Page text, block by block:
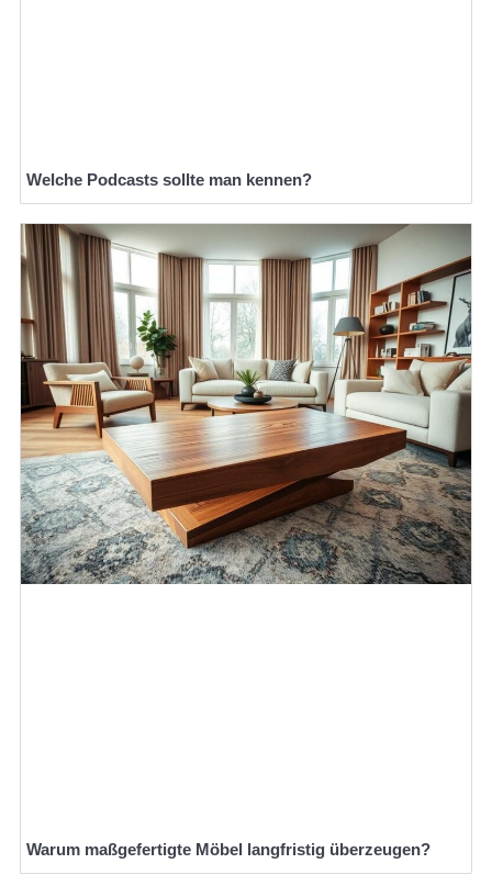
Welche Podcasts sollte man kennen?
Warum maßgefertigte Möbel langfristig überzeugen?